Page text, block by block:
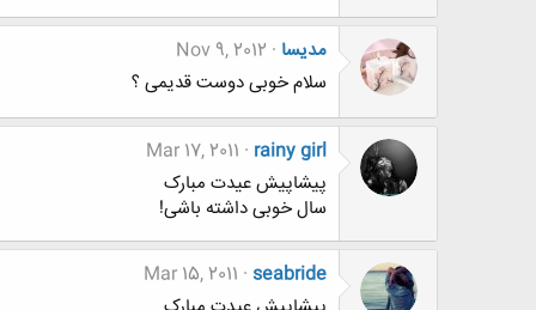
مدیسا Nov 9, 2012
سلام خوبی دوست قدیمی ؟
rainy girl
Mar 17, 2011
پیشاپیش عیدت مبارک
سال خوبی داشته باشی!
seabride
Mar 15, 2011